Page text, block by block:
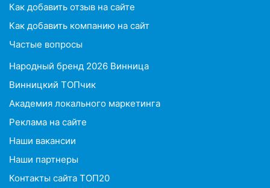
Как добавить отзыв на сайте
Как добавить компанию на сайт
Частые вопросы
Народный бренд 2026 Винница
Винницкий ТОПчик
Академия локального маркетинга
Реклама на сайте
Наши вакансии
Наши партнеры
Контакты сайта ТОП20